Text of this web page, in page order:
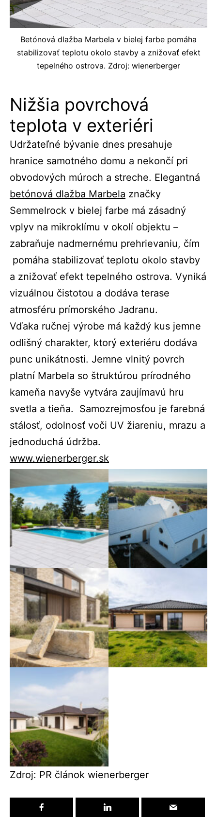
Betónová dlažba Marbela v bielej farbe pomáha
stabilizovať teplotu okolo stavby a znižovať efekt
tepelného ostrova. Zdroj: wienerberger
Nižšia povrchová
teplota v exteriéri
Udržateľné bývanie dnes presahuje
hranice samotného domu a nekončí pri
obvodových múroch a streche. Elegantná
betónová dlažba Marbela značky
Semmelrock v bielej farbe má zásadný
vplyv na mikroklímu v okolí objektu –
zabraňuje nadmernému prehrievaniu, čím
pomáha stabilizovať teplotu okolo stavby
a znižovať efekt tepelného ostrova. Vyniká
vizuálnou čistotou a dodáva terase
atmosféru prímorského Jadranu.
Vďaka ručnej výrobe má každý kus jemne
odlišný charakter, ktorý exteriéru dodáva
punc unikátnosti. Jemne vlnitý povrch
platní Marbela so štruktúrou prírodného
kameňa navyše vytvára zaujímavú hru
svetla a tieňa. Samozrejmosťou je farebná
stálosť, odolnosť voči UV žiareniu, mrazu a
jednoduchá údržba.
www.wienerberger.sk
Zdroj: PR článok wienerberger